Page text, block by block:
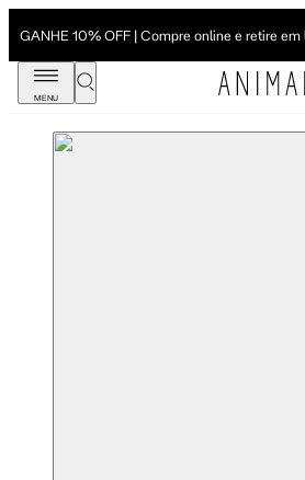
GANHE 10% OFF | Compre online e retire em
MENU